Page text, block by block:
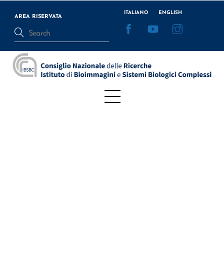
content
AREA RISERVATA
ITALIANO ENGLISH
Menu